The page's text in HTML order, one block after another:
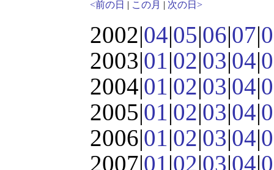
<前の日 | この月 | 次の日>
2002|04|05|06|07|
2003|01|02|03|04|
2004|01|02|03|04|
2005|01|02|03|04|
2006|01|02|03|04|
2007|01|02|03|04|